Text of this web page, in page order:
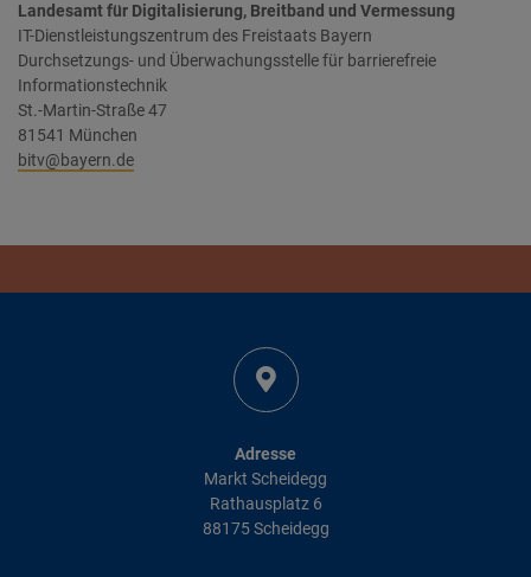
Landesamt für Digitalisierung, Breitband und Vermessung
IT-Dienstleistungszentrum des Freistaats Bayern
Durchsetzungs- und Überwachungsstelle für barrierefreie
Informationstechnik
St.-Martin-Straße 47
81541 München
bitv@bayern.de
Adresse
Markt Scheidegg
Rathausplatz 6
88175 Scheidegg